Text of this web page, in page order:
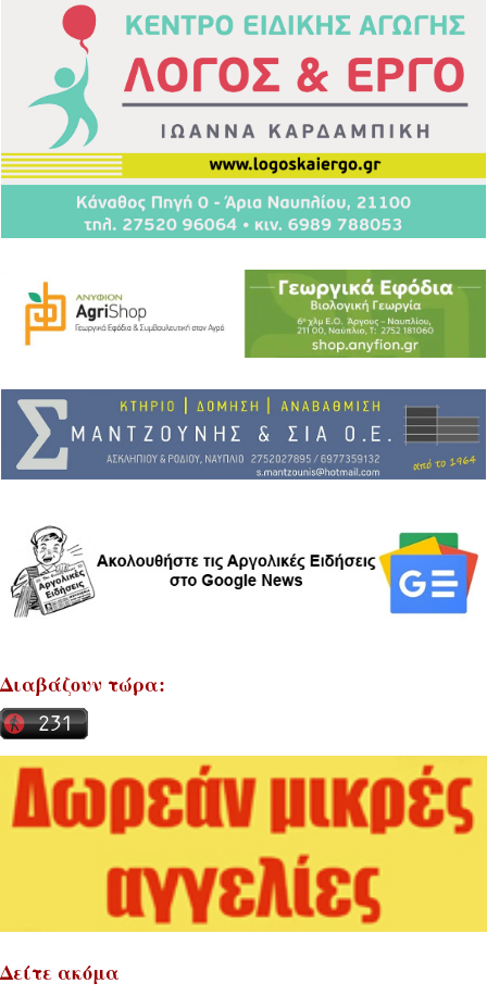
Διαβάζουν τώρα:
Δείτε ακόμα